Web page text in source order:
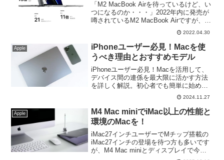
「M2 MacBook Airを待っているけど、い
つになるのか・・・」2022年内に発売が
噂されているM2 MacBook Airですが、発
売日もまだ未定の新型より、「M1 Pro」
を選択した方が良い例を改めて考えてみ
たいと思います。
2022.04.30
Apple
iPhoneユーザー必見！Macを使
うべき理由とおすすめモデル
iPhoneユーザー必見！Macを活用して、
デバイス間の連係を最大限に活かす方法
を詳しく解説。初心者でも簡単に始めら
れる、Mac導入のメリットやおすすめ機
2024.11.27
Apple
M4 Mac miniでiMac以上の性能と
環境のMacを！
iMac27インチユーザーでMチップ搭載の
iMac27インチの登場を待つ方も多いです
が、M4 Mac miniとディスプレイで今利
用しているiMacよりも高性能なシステム